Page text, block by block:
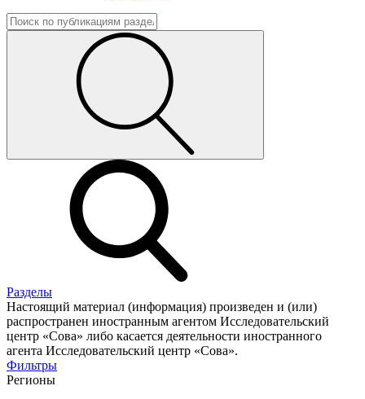
Разделы
Настоящий материал (информация) произведен и (или)
распространен иностранным агентом Исследовательский
центр «Сова» либо касается деятельности иностранного
агента Исследовательский центр «Сова».
Фильтры
Регионы